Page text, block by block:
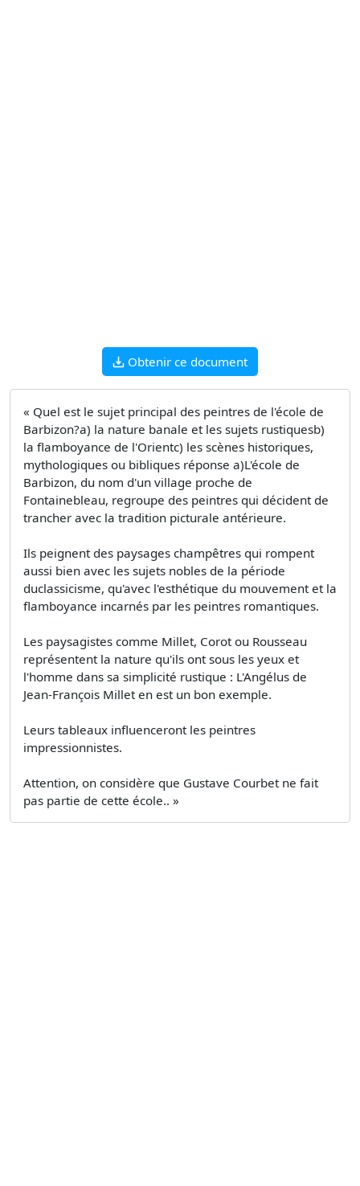
Obtenir ce document
« Quel est le sujet principal des peintres de l'école de
Barbizon?a) la nature banale et les sujets rustiquesb)
la flamboyance de l'Orientc) les scènes historiques,
mythologiques ou bibliques réponse a)L'école de
Barbizon, du nom d'un village proche de
Fontainebleau, regroupe des peintres qui décident de
trancher avec la tradition picturale antérieure.
Ils peignent des paysages champêtres qui rompent
aussi bien avec les sujets nobles de la période
duclassicisme, qu'avec l'esthétique du mouvement et la
flamboyance incarnés par les peintres romantiques.
Les paysagistes comme Millet, Corot ou Rousseau
représentent la nature qu'ils ont sous les yeux et
l'homme dans sa simplicité rustique : L'Angélus de
Jean-François Millet en est un bon exemple.
Leurs tableaux influenceront les peintres
impressionnistes.
Attention, on considère que Gustave Courbet ne fait
pas partie de cette école.. »